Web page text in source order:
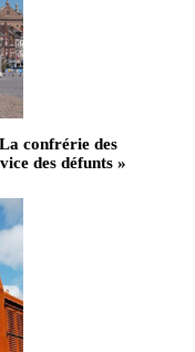
confrérie des
des défunts »